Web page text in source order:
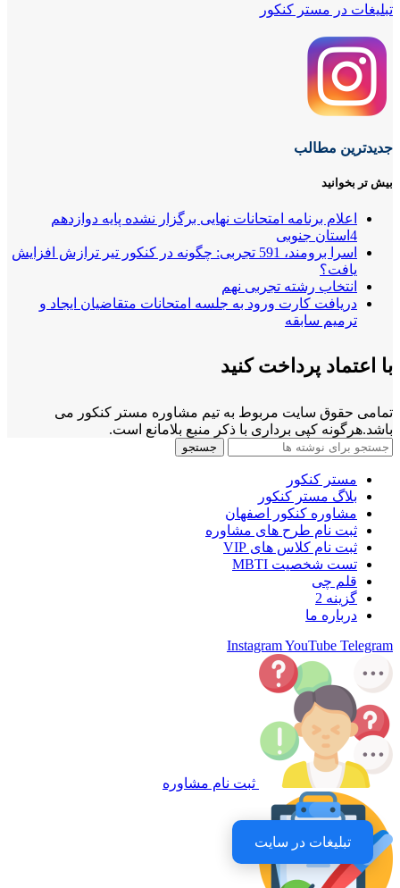
تبلیغات در مستر کنکور
جدیدترین مطالب
بیش تر بخوانید
اعلام برنامه امتحانات نهایی برگزار نشده پایه دوازدهم
4استان جنوبی
اسرا برومند، 591 تجربی: چگونه در کنکور تیر ترازش افزایش
یافت؟
انتخاب رشته تجربی نهم
دریافت کارت ورود به جلسه امتحانات متقاضیان ایجاد و
ترمیم سابقه
با اعتماد پرداخت کنید
تمامی حقوق سایت مربوط به تیم مشاوره مستر کنکور می
باشد.هرگونه کپی برداری با ذکر منبع بلامانع است.
جستجو
مستر کنکور
بلاگ مستر کنکور
مشاوره کنکور اصفهان
ثبت نام طرح های مشاوره
ثبت نام کلاس های VIP
تست شخصیت MBTI
قلم چی
گزینه 2
درباره ما
InstagramYouTube Telegram
ثبت نام مشاوره
تبلیغات در سایت